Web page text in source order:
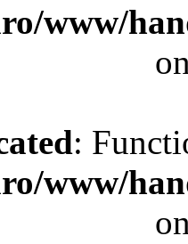
www/
:
www/